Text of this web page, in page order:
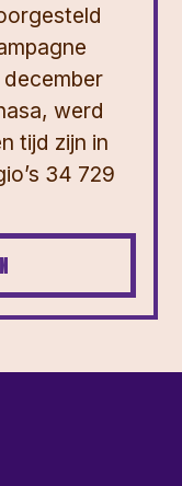
werd
tijd zijn in
34 729